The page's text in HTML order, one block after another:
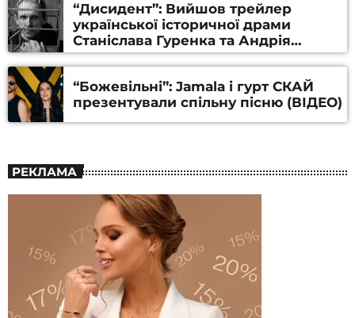
“Дисидент”: Вийшов трейлер
української історичної драми
Станіслава Гуренка та Андрія
Алфьорова (ВІДЕО)
“Божевільні”: Jamala і гурт СКАЙ
презентували спільну пісню (ВІДЕО)
РЕКЛАМА